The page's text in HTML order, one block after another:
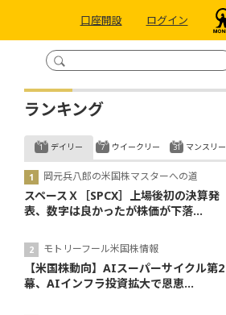
口座開設 ログイン
ランキング
デイリー
岡元兵八郎の米国株マスターへの道
スペースＸ［SPCX］上場後初の決算発
表、数字は良かったが株価が下落...
モトリーフール米国株情報
【米国株動向】AIスーパーサイクル第2
幕、AIインフラ投資拡大で恩恵...
ウイークリー マンスリー